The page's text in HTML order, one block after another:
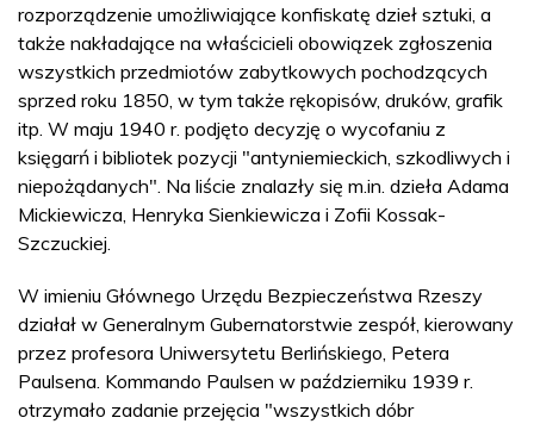
rozporządzenie umożliwiające konfiskatę dzieł sztuki, a
także nakładające na właścicieli obowiązek zgłoszenia
wszystkich przedmiotów zabytkowych pochodzących
sprzed roku 1850, w tym także rękopisów, druków, grafik
itp. W maju 1940 r. podjęto decyzję o wycofaniu z
księgarń i bibliotek pozycji "antyniemieckich, szkodliwych i
niepożądanych". Na liście znalazły się m.in. dzieła Adama
Mickiewicza, Henryka Sienkiewicza i Zofii Kossak-
Szczuckiej.
W imieniu Głównego Urzędu Bezpieczeństwa Rzeszy
działał w Generalnym Gubernatorstwie zespół, kierowany
przez profesora Uniwersytetu Berlińskiego, Petera
Paulsena. Kommando Paulsen w październiku 1939 r.
otrzymało zadanie przejęcia "wszystkich dóbr